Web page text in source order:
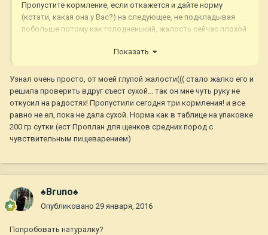
Пропустите кормление, если откажется и дайте норму
(кстати, какая она у Вас?) на следующее, не подкладывая
побольше потому как голодненький, жалость сейчас плохой
опять начнет воротить нос.Показать
Узнал очень просто, от моей глупой жалости((( стало жалко его и
решила проверить вдруг съест сухой... так он мне чуть руку не
откусил на радостях! Пропустили сегодня три кормления! и все
равно не ел, пока не дала сухой. Норма как в таблице на упаковке
200 гр сутки (ест Проплан для щенков средних пород с
чувствительным пищеварением)
♠Bruno♠
Опубликовано 29 января, 2016
Попробовать натуралку?